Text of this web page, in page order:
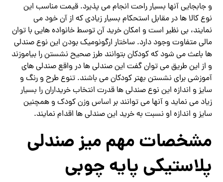
و جابجایی آنها بسیار راحت انجام می پذیرد. قیمت مناسب این
نوع کالا ها در مقابل استحکام بسیار زیادی که از آن خود می
نمایند، بی‌ نظیر است و امکان خرید آن توسط خانواده هایی با توان
مالی متفاوت وجود دارد. ساختار ارگونومیک بودن این نوع صندلی
ها باعث می شود که کودکان بتوانند طرز صحیح نشستن را بیاموزند
و از این طریق می‌ توان گفت این صندلی ها در واقع صندلی های
آموزشی برای نشستن بهتر کودکان می باشند. تنوع طرح و رنگ و
سایز و اندازه این نوع صندلی ها قدرت انتخاب خریداران را بسیار
زیاد می نماید و آنها می‌ توانند بر اساس وزن کودک و همچنین
سایز و اندازه او نسبت به خرید این صندلی ها اقدام نمایند.
مشخصات مهم میز صندلی
پلاستیکی پایه چوبی